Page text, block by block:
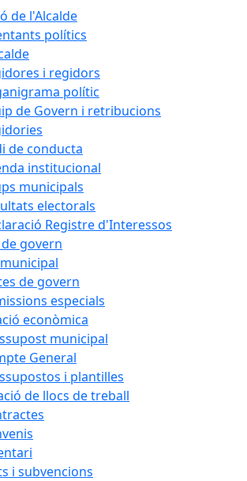
de l'Alcalde
polítics
i regidors
polític
de Govern i retribucions
de conducta
institucional
municipals
electorals
Registre d'Interessos
govern
de govern
especials
econòmica
municipal
General
i plantilles
de llocs de treball
i subvencions